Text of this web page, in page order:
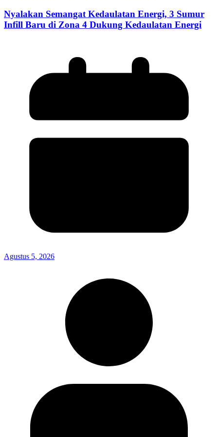
Nyalakan Semangat Kedaulatan Energi, 3 Sumur
Infill Baru di Zona 4 Dukung Kedaulatan Energi
Agustus 5, 2026